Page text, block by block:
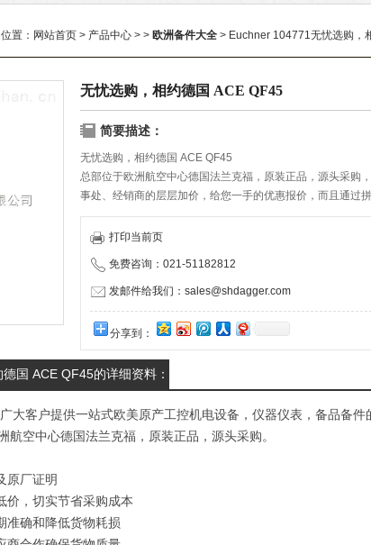
置： 网站首页 > 产品中心 > > 欧洲备件大全 > Euchner 104771无忧选购，
无忧选购，相约德国 ACE QF45
简要描述：
无忧选购，相约德国 ACE QF45
总部位于欧洲航空中心德国法兰克福，原装正品，源头采购
事处、经销商的层层加价，给您一手的优惠报价，而且通过
物流服务商携手合作，保证货期的准确与快速，带给客户便
打印当前页
免费咨询：021-51182812
发邮件给我们：sales@shdagger.com
分享到：
国 ACE QF45的详细资料：
大客户提供一站式欧美原产工控机电设备，仪器仪表，备品备件
航空中心德国法兰克福，原装正品，源头采购。
原厂证明
价，切实节省采购成本
准确和降低货物耗损